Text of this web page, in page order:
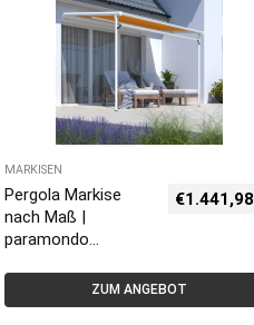
MARKISEN
Pergola Markise
nach Maß |
paramondo
Pergolamarkise
€1.441,98
ZUM ANGEBOT